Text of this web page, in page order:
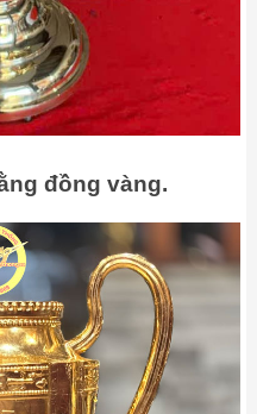
đồng vàng.